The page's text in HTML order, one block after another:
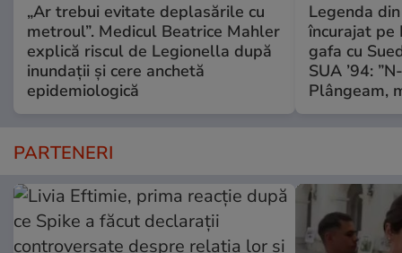
„Ar trebui evitate deplasările cu
metroul”. Medicul Beatrice Mahler
explică riscul de Legionella după
inundații și cere anchetă
epidemiologică
Legenda
încurajat pe
gafa cu
SUA ’94:
Plângeam,
PARTENERI